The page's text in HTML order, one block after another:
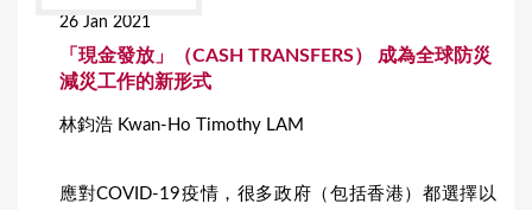
26 Jan 2021
「現金發放」（CASH TRANSFERS） 成為全球防災
減災工作的新形式
林鈞浩 Kwan-Ho Timothy LAM
應對COVID-19疫情，很多政府（包括香港）都選擇以